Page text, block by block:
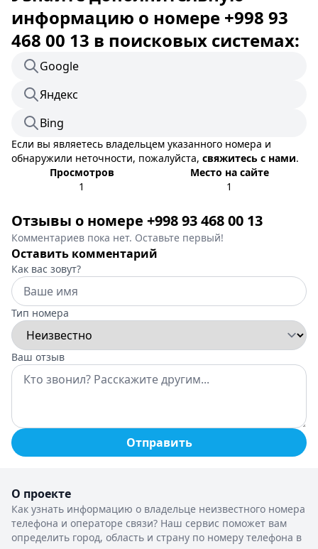
информацию о номере +998 93
468 00 13 в поисковых системах:
Google
Яндекс
Bing
Если вы являетесь владельцем указанного номера и
обнаружили неточности, пожалуйста, свяжитесь с нами.
Просмотров
1
Место на сайте
1
Отзывы о номере +998 93 468 00 13
Комментариев пока нет. Оставьте первый!
Оставить комментарий
Как вас зовут?
Тип номера
Ваш отзыв
Отправить
О проекте
Как узнать информацию о владельце неизвестного номера
телефона и операторе связи? Наш сервис поможет вам
определить город, область и страну по номеру телефона в